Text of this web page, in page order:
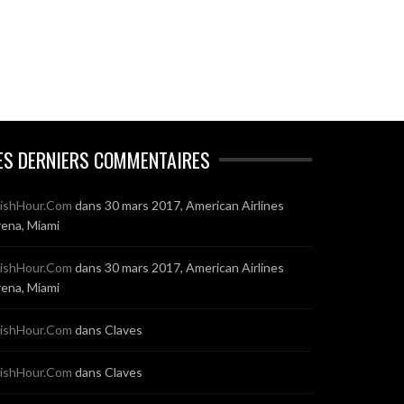
DERNIERS COMMENTAIRES
dans 30 mars 2017, American Airlines
Miami
dans 30 mars 2017, American Airlines
Miami
dans Claves
dans Claves